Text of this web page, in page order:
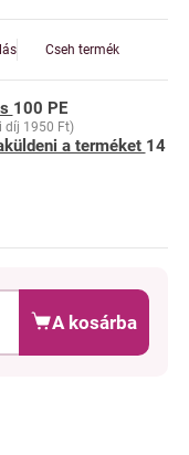
Cseh termék
100 PE
díj 1950 Ft)
a terméket 14
A kosárba